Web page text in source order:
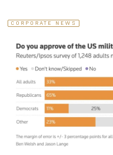
CORPORATE NEWS